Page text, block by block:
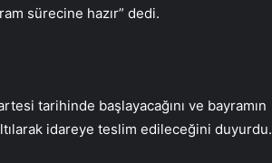
sürecine hazır” dedi.
tarihinde başlayacağını ve bayramın
idareye teslim edileceğini duyurdu.